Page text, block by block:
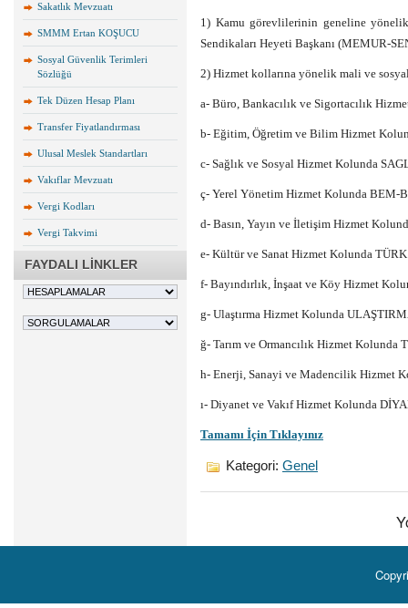
Sakatlık Mevzuatı
SMMM Ertan KOŞUCU
Sosyal Güvenlik Terimleri
Sözlüğü
Tek Düzen Hesap Planı
Transfer Fiyatlandırması
Ulusal Meslek Standartları
Vakıflar Mevzuatı
Vergi Kodları
Vergi Takvimi
FAYDALI LİNKLER
1) Kamu görevlilerinin geneline
Sendikaları Heyeti Başkanı (MEMUR-
2) Hizmet kollarına yönelik mali ve
a- Büro, Bankacılık ve Sigortacılık
b- Eğitim, Öğretim ve Bilim Hizmet
c- Sağlık ve Sosyal Hizmet Kolunda
ç- Yerel Yönetim Hizmet Kolunda BEM-
d- Basın, Yayın ve İletişim Hizmet
e- Kültür ve Sanat Hizmet Kolunda
f- Bayındırlık, İnşaat ve Köy Hizmet
g- Ulaştırma Hizmet Kolunda
ğ- Tarım ve Ormancılık Hizmet Kolunda
h- Enerji, Sanayi ve Madencilik Hizmet
ı- Diyanet ve Vakıf Hizmet Kolunda
Tamamı İçin Tıklayınız
Kategori: Genel